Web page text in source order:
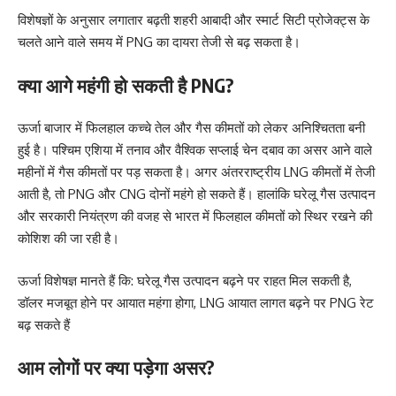
विशेषज्ञों के अनुसार लगातार बढ़ती शहरी आबादी और स्मार्ट सिटी प्रोजेक्ट्स के
चलते आने वाले समय में PNG का दायरा तेजी से बढ़ सकता है।
क्या आगे महंगी हो सकती है PNG?
ऊर्जा बाजार में फिलहाल कच्चे तेल और गैस कीमतों को लेकर अनिश्चितता बनी
हुई है। पश्चिम एशिया में तनाव और वैश्विक सप्लाई चेन दबाव का असर आने वाले
महीनों में गैस कीमतों पर पड़ सकता है। अगर अंतरराष्ट्रीय LNG कीमतों में तेजी
आती है, तो PNG और CNG दोनों महंगे हो सकते हैं। हालांकि घरेलू गैस उत्पादन
और सरकारी नियंत्रण की वजह से भारत में फिलहाल कीमतों को स्थिर रखने की
कोशिश की जा रही है।
ऊर्जा विशेषज्ञ मानते हैं कि: घरेलू गैस उत्पादन बढ़ने पर राहत मिल सकती है,
डॉलर मजबूत होने पर आयात महंगा होगा, LNG आयात लागत बढ़ने पर PNG रेट
बढ़ सकते हैं
आम लोगों पर क्या पड़ेगा असर?